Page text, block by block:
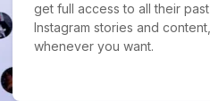
get full access to all their past
Instagram stories and content,
whenever you want.